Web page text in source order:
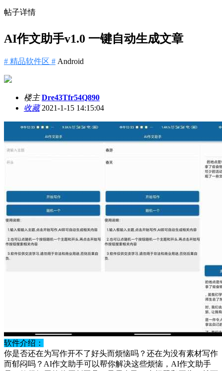
帖子详情
AI作文助手v1.0 一键自动生成文章
# 精品软件区 # Android
楼主 Dre43Tfr54Q890
收藏2021-1-15 14:15:04
软件介绍：
你是否还在为写作开不了好头而烦恼吗？还在为没有素材写作
而郁闷吗？AI作文助手可以帮你解决这些烦恼，AI作文助手